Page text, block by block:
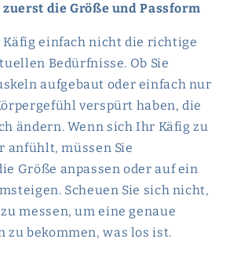
zuerst die Größe und Passform
einfach nicht die richtige
Bedürfnisse. Ob Sie
aufgebaut oder einfach nur
verspürt haben, die
ändern. Wenn sich Ihr Käfig zu
anfühlt, müssen Sie
Größe anpassen oder auf ein
Scheuen Sie sich nicht,
messen, um eine genaue
zu bekommen, was los ist.